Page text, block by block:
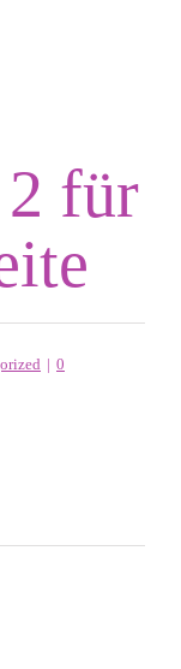
2 für
| 0